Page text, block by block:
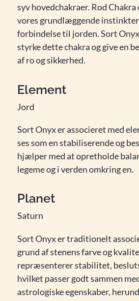
syv hovedchakraer. Rod
vores grundlæggende instinkter
forbindelse til jorden. Sort
styrke dette chakra og give en
af ro og sikkerhed.
Element
Jord
Sort Onyx er associeret med
ses som en stabiliserende og
hjælper med at opretholde
legeme og i verden omkring en.
Planet
Saturn
Sort Onyx er traditionelt
grund af stenens farve og
repræsenterer stabilitet,
hvilket passer godt sammen
astrologiske egenskaber,